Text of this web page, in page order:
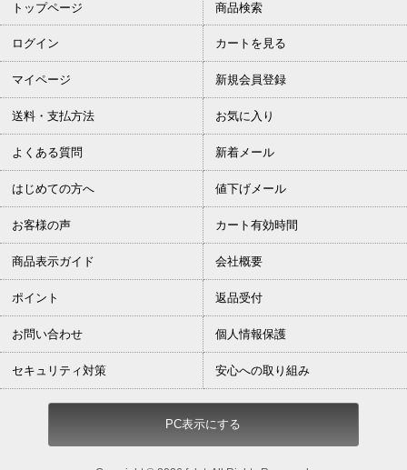
トップページ 商品検索
ログイン カートを見る
マイページ 新規会員登録
送料・支払方法 お気に入り
よくある質問 新着メール
はじめての方へ 値下げメール
お客様の声 カート有効時間
商品表示ガイド 会社概要
ポイント 返品受付
お問い合わせ 個人情報保護
セキュリティ対策 安心への取り組み
PC表示にする